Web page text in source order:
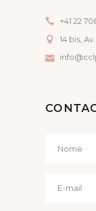
+41 22
14 bis,